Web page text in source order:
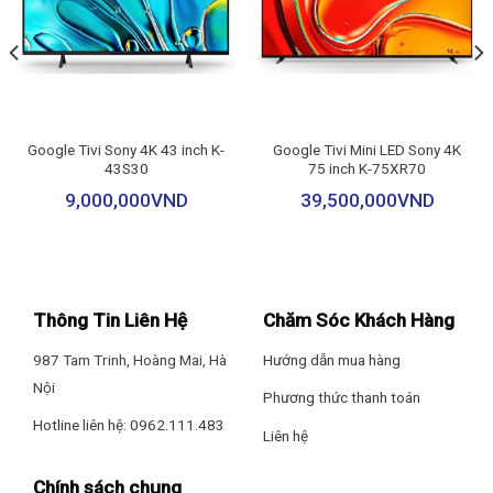
Tần số quét thực: 60 Hz
Tiện ích
Điều khiển bằng giọng nói: Không có
FPT Play, MyTV, POPS Kids, VieON, MP3 Zing, Spotify, Trình duyệt
web
Tiện ích thông minh khác: Chế độ máy tính PC trên tivi
Google Tivi Sony 4K 43 inch K-
43S30
9,000,000VND
Google Tivi Mini LED Sony 4K
75 inch K-75XR70
39,500,000VND
Thông Tin Liên Hệ
987 Tam Trinh, Hoàng Mai, Hà
Nội
Hotline liên hệ: 0962.111.483
Chăm Sóc Khách Hàng
Hướng dẫn mua hàng
Phương thức thanh toán
Liên hệ
Chính sách chung